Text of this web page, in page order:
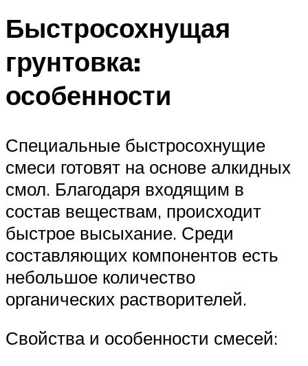
Быстросохнущая
грунтовка:
особенности
Специальные быстросохнущие
смеси готовят на основе алкидных
смол. Благодаря входящим в
состав веществам, происходит
быстрое высыхание. Среди
составляющих компонентов есть
небольшое количество
органических растворителей.
Свойства и особенности смесей: